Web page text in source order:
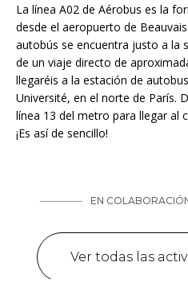
La línea A02 de Aérobus es la
desde el aeropuerto de
autobús se encuentra justo a la
de un viaje directo de
llegaréis a la estación de
Université, en el norte de París.
línea 13 del metro para llegar al
¡Es así de sencillo!